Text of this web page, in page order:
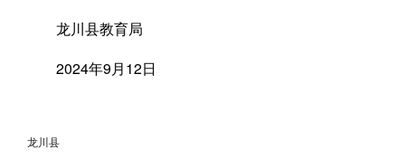
龙川县教育局
2024年9月12日
龙川县